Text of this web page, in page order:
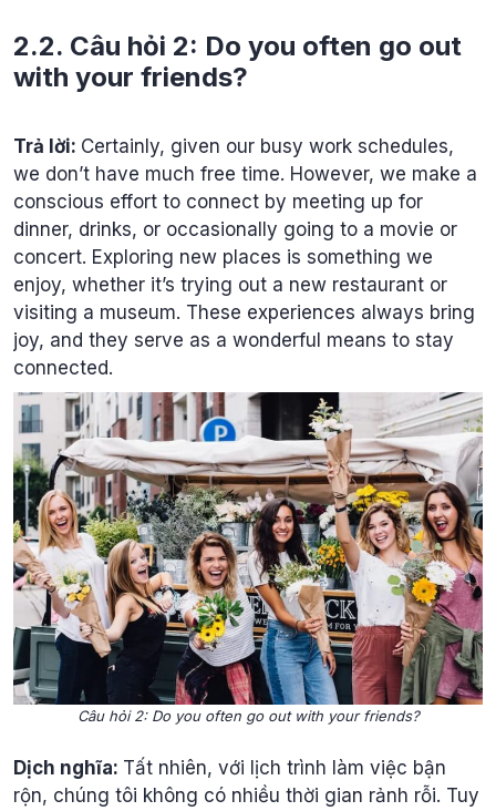
2.2. Câu hỏi 2: Do you often go out
with your friends?
Trả lời: Certainly, given our busy work schedules,
we don’t have much free time. However, we make a
conscious effort to connect by meeting up for
dinner, drinks, or occasionally going to a movie or
concert. Exploring new places is something we
enjoy, whether it’s trying out a new restaurant or
visiting a museum. These experiences always bring
joy, and they serve as a wonderful means to stay
connected.
Câu hỏi 2: Do you often go out with your friends?
Dịch nghĩa: Tất nhiên, với lịch trình làm việc bận
rộn, chúng tôi không có nhiều thời gian rảnh rỗi. Tuy